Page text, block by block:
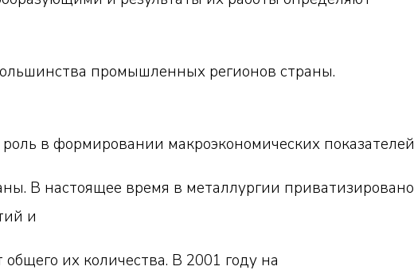
промышленных регионов страны.
в формировании макроэкономических показателей
В настоящее время в металлургии приватизировано
и
их количества. В 2001 году на